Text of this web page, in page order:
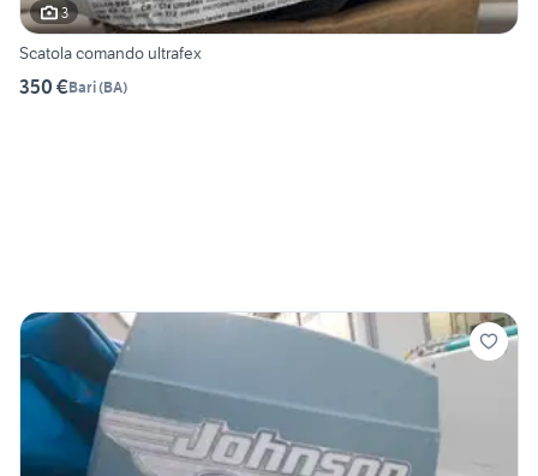
3
Scatola comando ultrafex
350 €Bari(BA)